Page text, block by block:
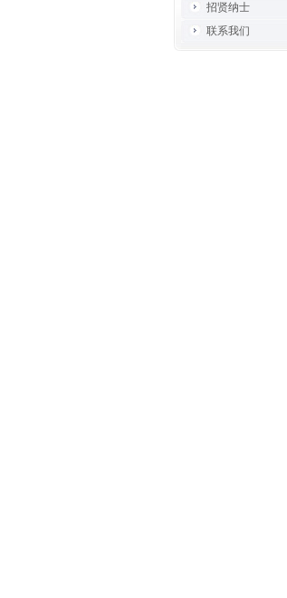
招贤纳士
联系我们